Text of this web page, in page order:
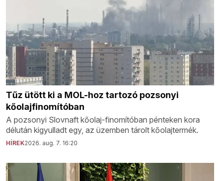
Tűz ütött ki a MOL-hoz tartozó pozsonyi
kőolajfinomítóban
A pozsonyi Slovnaft kőolaj-finomítóban pénteken kora
délután kigyulladt egy, az üzemben tárolt kőolajtermék.
HÍREK2026. aug. 7. 16:20